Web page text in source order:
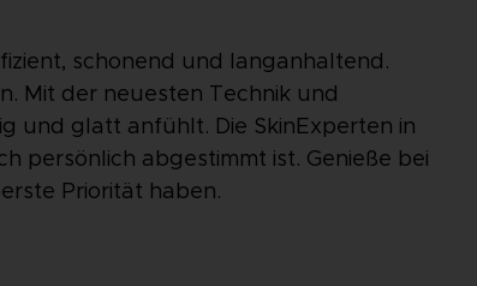
schonend und langanhaltend.
Mit der neuesten Technik und
und glatt anfühlt. Die SkinExperten in
persönlich abgestimmt ist. Genieße bei
Priorität haben.